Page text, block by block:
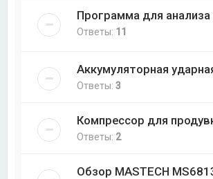
Программа для анализа
Ответы: 11
Аккумуляторная
Ответы:3
Компрессор для
Ответы: 2
Обзор MASTECH